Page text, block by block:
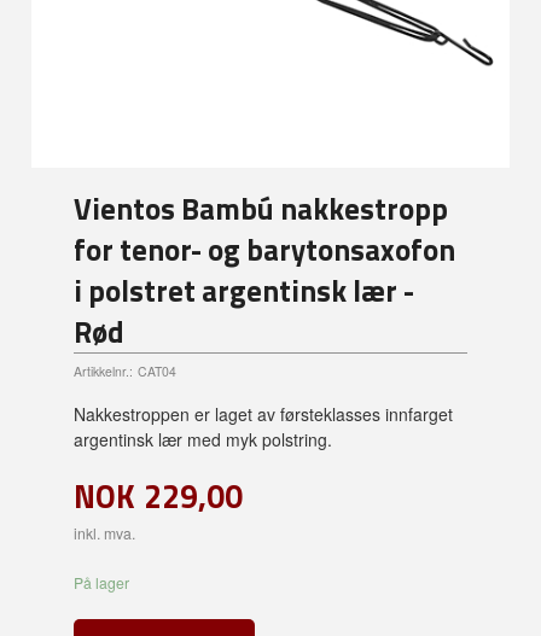
Vientos Bambú nakkestropp
for tenor- og barytonsaxofon
i polstret argentinsk lær -
Rød
Artikkelnr.: CAT04
Nakkestroppen er laget av førsteklasses innfarget
argentinsk lær med myk polstring.
NOK 229,00
inkl. mva.
På lager